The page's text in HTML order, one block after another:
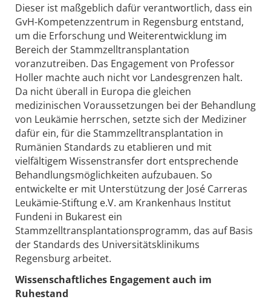
Dieser ist maßgeblich dafür verantwortlich, dass ein
GvH-Kompetenzzentrum in Regensburg entstand,
um die Erforschung und Weiterentwicklung im
Bereich der Stammzelltransplantation
voranzutreiben. Das Engagement von Professor
Holler machte auch nicht vor Landesgrenzen halt.
Da nicht überall in Europa die gleichen
medizinischen Voraussetzungen bei der Behandlung
von Leukämie herrschen, setzte sich der Mediziner
dafür ein, für die Stammzelltransplantation in
Rumänien Standards zu etablieren und mit
vielfältigem Wissenstransfer dort entsprechende
Behandlungsmöglichkeiten aufzubauen. So
entwickelte er mit Unterstützung der José Carreras
Leukämie-Stiftung e.V. am Krankenhaus Institut
Fundeni in Bukarest ein
Stammzelltransplantationsprogramm, das auf Basis
der Standards des Universitätsklinikums
Regensburg arbeitet.
Wissenschaftliches Engagement auch im
Ruhestand